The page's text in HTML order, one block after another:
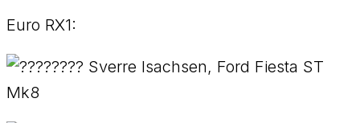
Euro RX1:
Sverre Isachsen, Ford Fiesta ST
Mk8